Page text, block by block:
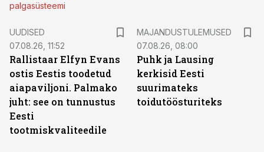
palgasüsteemi
UUDISED
07.08.26, 11:52
Rallistaar Elfyn Evans
ostis Eestis toodetud
aiapaviljoni. Palmako
juht: see on tunnustus
Eesti
tootmiskvaliteedile
MAJANDUSTULEMUSED
07.08.26, 08:00
Puhk ja Lausing
kerkisid Eesti
suurimateks
toidutöösturiteks